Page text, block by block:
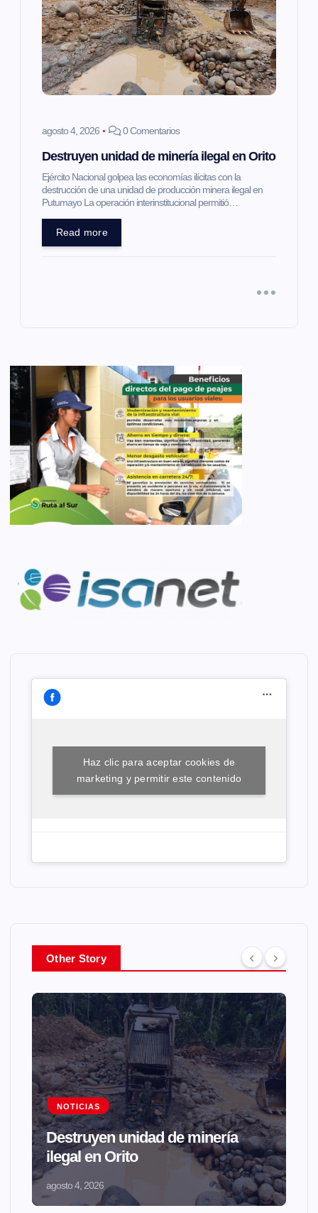
agosto 4, 2026 0 Comentarios
Destruyen unidad de minería ilegal en Orito
Ejército Nacional golpea las economías ilícitas con la
destrucción de una unidad de producción minera ilegal en
Putumayo La operación interinstitucional permitió…
Read more
Haz clic para aceptar cookies de
marketing y permitir este contenido
Other Story
NOTICIAS
Destruyen unidad de minería
ilegal en Orito
agosto 4, 2026